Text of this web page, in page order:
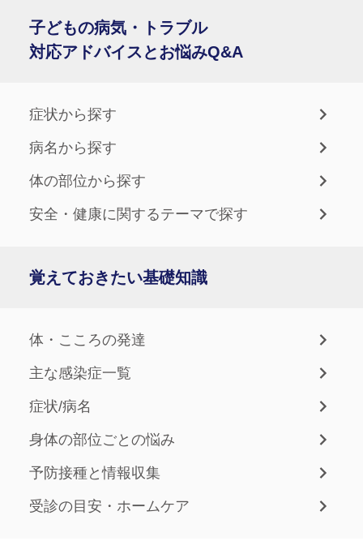
子どもの病気・トラブル
対応アドバイスとお悩みQ&A
症状から探す
病名から探す
体の部位から探す
安全・健康に関するテーマで探す
覚えておきたい基礎知識
体・こころの発達
主な感染症一覧
症状/病名
身体の部位ごとの悩み
予防接種と情報収集
受診の目安・ホームケア